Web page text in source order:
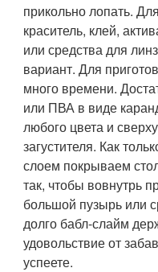
прикольно лопать.
краситель, клей,
или средства для
вариант. Для
много времени.
или ПВА в виде
любого цвета и
загустителя. Как
слоем покрываем
так, чтобы вовнутрь
большой пузырь или
долго бабл-слайм
удовольствие от
успеете.